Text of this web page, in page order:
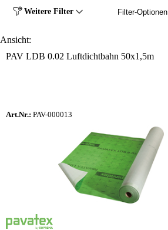
Weitere Filter
Filter-Optionen
Ansicht:
PAV LDB 0.02 Luftdichtbahn 50x1,5m
Art.Nr.: PAV-000013